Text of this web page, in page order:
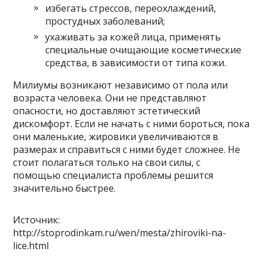
избегать стрессов, переохлаждений,
простудных заболеваний;
ухаживать за кожей лица, применять
специальные очищающие косметические
средства, в зависимости от типа кожи.
Милиумы возникают независимо от пола или
возраста человека. Они не представляют
опасности, но доставляют эстетический
дискомфорт. Если не начать с ними бороться, пока
они маленькие, жировики увеличиваются в
размерах и справиться с ними будет сложнее. Не
стоит полагаться только на свои силы, с
помощью специалиста проблемы решится
значительно быстрее.
Источник:
http://stoprodinkam.ru/wen/mesta/zhiroviki-na-
lice.html